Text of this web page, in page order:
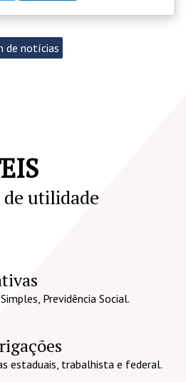
de notícias
utilidade
Previdência Social.
estaduais, trabalhista e federal.